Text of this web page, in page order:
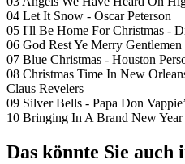
04 Let It Snow - Oscar Peterson
05 I'll Be Home For Christmas -
06 God Rest Ye Merry Gentlemen
07 Blue Christmas - Houston
08 Christmas Time In New
Claus Revelers
09 Silver Bells - Papa Don
10 Bringing In A Brand New
Das könnte Sie auch